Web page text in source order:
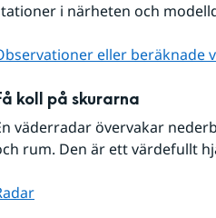
i närheten och
eller beräknade
koll på skurarna
väderradar övervakar
rum. Den är ett värdefullt